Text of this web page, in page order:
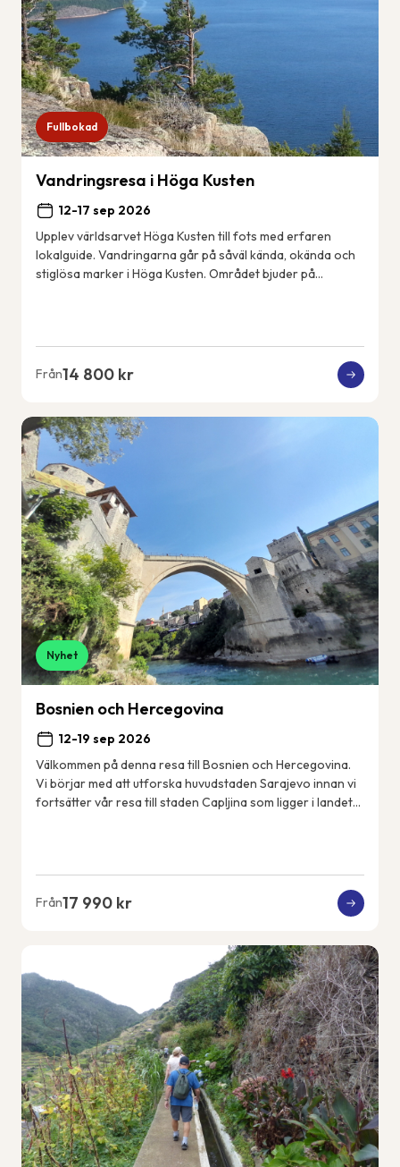
Fullbokad
Vandringsresa i Höga Kusten
12-17 sep 2026
Upplev världsarvet Höga Kusten till fots med erfaren
lokalguide. Vandringarna går på såväl kända, okända och
stiglösa marker i Höga Kusten. Området bjuder på
Från14 800 kr
Nyhet
Bosnien och Hercegovina
12-19 sep 2026
Välkommen på denna resa till Bosnien och Hercegovina.
Vi börjar med att utforska huvudstaden Sarajevo innan vi
fortsätter vår resa till staden Capljina som ligger i landets
Från17 990 kr